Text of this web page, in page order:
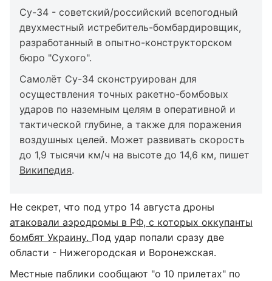
Су-34 - советский/российский всепогодный
двухместный истребитель-бомбардировщик,
разработанный в опытно-конструкторском
бюро "Сухого".
Самолёт Су-34 сконструирован для
осуществления точных ракетно-бомбовых
ударов по наземным целям в оперативной и
тактической глубине, а также для поражения
воздушных целей. Может развивать скорость
до 1,9 тысячи км/ч на высоте до 14,6 км, пишет
Википедия.
Не секрет, что под утро 14 августа дроны
атаковали аэродромы в РФ, с которых оккупанты
бомбят Украину. Под удар попали сразу две
области - Нижегородская и Воронежская.
Местные паблики сообщают "о 10 прилетах" по